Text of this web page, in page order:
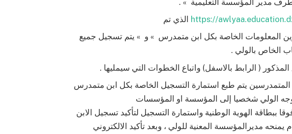
https:// الذي تم
المعلومات الخاصة بكل ابن متمدرس » و » يتم تسجيل جميع
الخاص بالولي .
( الرابط بالاسفل) واتباع الخطوات التي سيمليها .
المتمدرسين يتم طبع استمارة التسجيل الخاصة بكل ابن متمدرس
الولي شخصيا إلى المؤسسة او المؤسسات
ببطاقة الهوية الوطنية واستمارة التسجيل لتأكيد تسجيل الابن
مديرالمؤسسة المعنية للولي ، وبعد تأكيد الالكتروني